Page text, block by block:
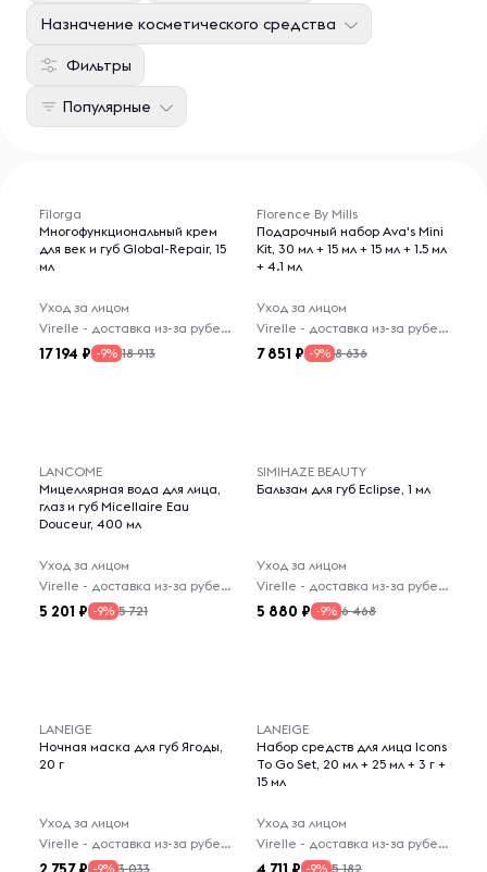
Фильтры
Назначение косметического средства
Популярные
Filorga
Многофункциональный крем
для век и губ Global-Repair, 15
мл
Уход за лицом
Virelle - доставка из-за рубежа
17 194 -9% 18 913
Florence By Mills
Подарочный набор Ava's Mini
Kit, 30 мл + 15 мл + 15 мл + 1.5 мл
+ 4.1 мл
Уход за лицом
Virelle - доставка из-за рубежа
7 851 -9% 8 636
LANCOME
Мицеллярная вода для лица,
глаз и губ Micellaire Eau
Douceur, 400 мл
Уход за лицом
Virelle - доставка из-за рубежа
5 201 -9% 5 721
SIMIHAZE BEAUTY
Бальзам для губ Eclipse, 1 мл
Уход за лицом
Virelle - доставка из-за рубежа
5 880 -9% 6 468
LANEIGE
Ночная маска для губ Ягоды,
20 г
Уход за лицом
Virelle - доставка из-за рубежа
-9% 3 033
LANEIGE
Набор средств для лица Icons
To Go Set, 20 мл + 25 мл + 3 г +
15 мл
Уход за лицом
Virelle - доставка из-за рубежа
-9% 5 182